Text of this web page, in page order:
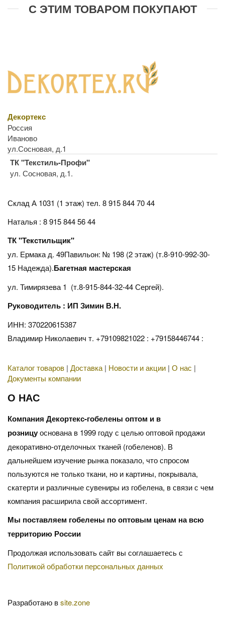
С ЭТИМ ТОВАРОМ ПОКУПАЮТ
Декортекс
Россия
Иваново
ул.Сосновая, д.1
ТК "Текстиль-Профи"
ул. Сосновая, д.1.
Склад А 1031 (1 этаж) тел. 8 915 844 70 44
Наталья : 8 915 844 56 44
ТК "Текстильщик"
ул. Ермака д. 49Павильон: № 198 (2 этаж) (т.8-910-992-30-
15 Надежда).Багетная мастерская
ул. Тимирязева 1 (т.8-915-844-32-44 Сергей).
Руководитель : ИП Зимин В.Н.
ИНН: 370220615387
Владимир Николаевич т. +79109821022 : +79158446744 :
Каталог товаров | Доставка | Новости и акции | О нас |
Документы компании
О НАС
Компания Декортекс-гобелены оптом и в
розницуоснована в 1999 году с целью оптовой продажи
декоративно-отделочных тканей (гобеленов). В
дальнейшем изучение рынка показало, что спросом
пользуются не только ткани, но и картины, покрывала,
скатерти и различные сувениры из гобелена, в связи с чем
компания расширила свой ассортимент.
Мы поставляем гобелены по оптовым ценам на всю
территорию России
Продолжая использовать сайт вы соглашаетесь с
Политикой обработки персональных данных
Разработано вsite.zone